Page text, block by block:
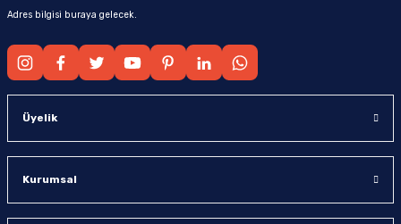
Adres bilgisi buraya gelecek.
Üyelik
Kurumsal